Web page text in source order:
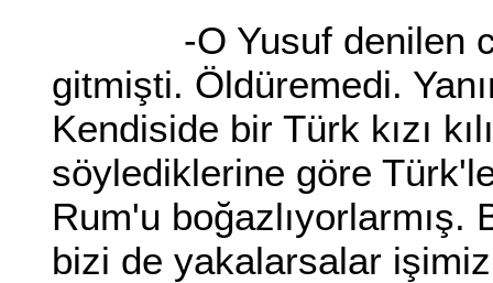
-O Yusuf denilen can
gitmişti. Öldüremedi.
Kendiside bir Türk kızı
söylediklerine göre
Rum'u
bizi de yakalarsalar